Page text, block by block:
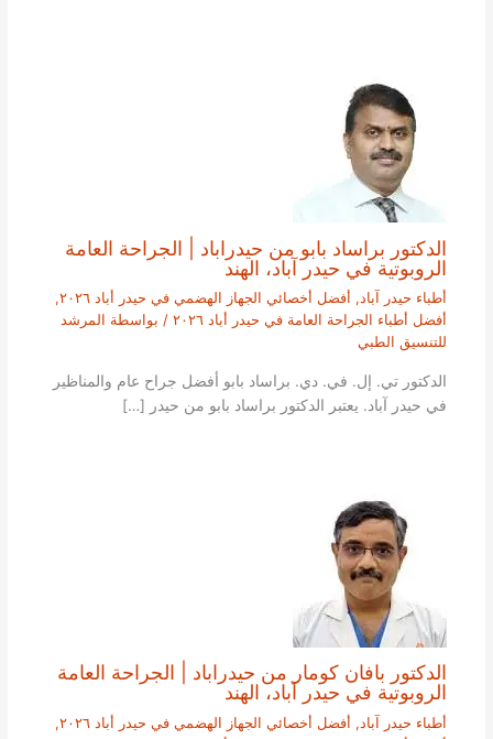
الدكتور براساد بابو من حيدراباد | الجراحة العامة
الروبوتية في حيدر آباد، الهند
أطباء حيدر آباد, أفضل أخصائي الجهاز الهضمي في حيدر أباد ٢٠٢٦
,
أفضل أطباء الجراحة العامة في حيدر أباد ٢٠٢٦
/ بواسطة المرشد
للتنسيق الطبي
الدكتور تي. إل. في. دي. براساد بابو أفضل جراح عام والمناظير
في حيدر آباد. يعتبر الدكتور براساد بابو من حيدر […]
الدكتور بافان كومار من حيدراباد | الجراحة العامة
الروبوتية في حيدر آباد، الهند
أطباء حيدر آباد , أفضل أخصائي الجهاز الهضمي في حيدر أباد ٢٠٢٦
,